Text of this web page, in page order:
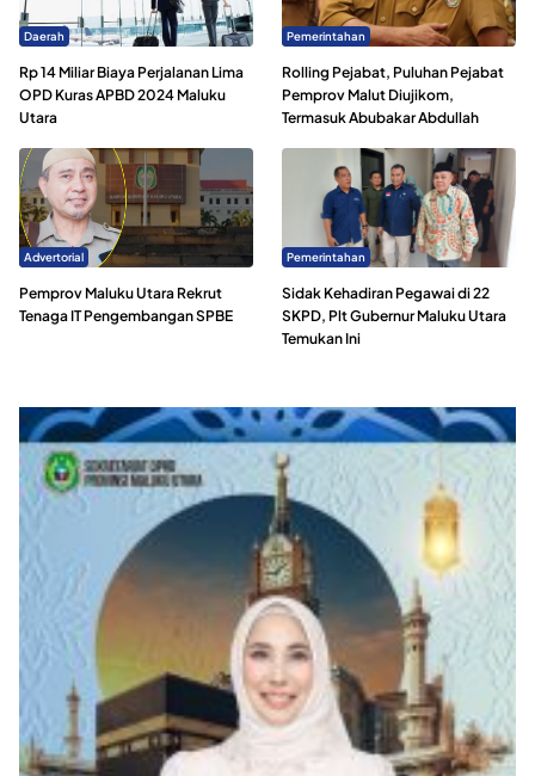
Daerah
Rp 14 Miliar Biaya Perjalanan Lima
OPD Kuras APBD 2024 Maluku
Utara
Pemerintahan
Rolling Pejabat, Puluhan Pejabat
Pemprov Malut Diujikom,
Termasuk Abubakar Abdullah
Advertorial
Pemprov Maluku Utara Rekrut
Tenaga IT Pengembangan SPBE
Pemerintahan
Sidak Kehadiran Pegawai di 22
SKPD, Plt Gubernur Maluku Utara
Temukan Ini